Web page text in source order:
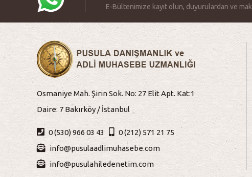
E-Bültenimize kayıt olun, duyurulardan ve
Osmaniye Mah. Şirin Sok. No: 27 Elit Apt. Kat:1
Daire: 7 Bakırköy / İstanbul
0 (530) 966 03 43
0 (212) 571 21 75
info@pusulaadlimuhasebe.com
info@pusulahiledenetim.com